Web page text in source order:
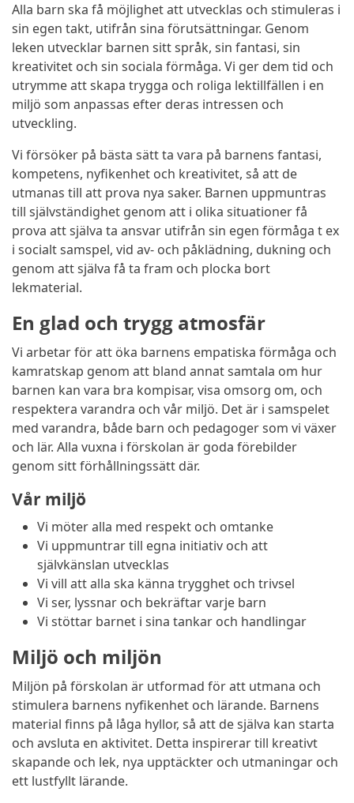
Alla barn ska få möjlighet att utvecklas och stimuleras i
sin egen takt, utifrån sina förutsättningar. Genom
leken utvecklar barnen sitt språk, sin fantasi, sin
kreativitet och sin sociala förmåga. Vi ger dem tid och
utrymme att skapa trygga och roliga lektillfällen i en
miljö som anpassas efter deras intressen och
utveckling.
Vi försöker på bästa sätt ta vara på barnens fantasi,
kompetens, nyfikenhet och kreativitet, så att de
utmanas till att prova nya saker. Barnen uppmuntras
till självständighet genom att i olika situationer få
prova att själva ta ansvar utifrån sin egen förmåga t ex
i socialt samspel, vid av- och påklädning, dukning och
genom att själva få ta fram och plocka bort
lekmaterial.
En glad och trygg atmosfär
Vi arbetar för att öka barnens empatiska förmåga och
kamratskap genom att bland annat samtala om hur
barnen kan vara bra kompisar, visa omsorg om, och
respektera varandra och vår miljö. Det är i samspelet
med varandra, både barn och pedagoger som vi växer
och lär. Alla vuxna i förskolan är goda förebilder
genom sitt förhållningssätt där.
Vår miljö
Vi möter alla med respekt och omtanke
Vi uppmuntrar till egna initiativ och att
självkänslan utvecklas
Vi vill att alla ska känna trygghet och trivsel
Vi ser, lyssnar och bekräftar varje barn
Vi stöttar barnet i sina tankar och handlingar
Miljö och miljön
Miljön på förskolan är utformad för att utmana och
stimulera barnens nyfikenhet och lärande. Barnens
material finns på låga hyllor, så att de själva kan starta
och avsluta en aktivitet. Detta inspirerar till kreativt
skapande och lek, nya upptäckter och utmaningar och
ett lustfyllt lärande.